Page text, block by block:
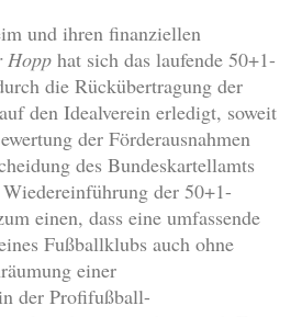
und ihren finanziellen
Hopphat sich das laufende 50+1-
die Rückübertragung der
den Idealverein erledigt, soweit
der Förderausnahmen
des Bundeskartellamts
der 50+1-
einen, dass eine umfassende
Fußballklubs auch ohne
einer
der Profifußball-